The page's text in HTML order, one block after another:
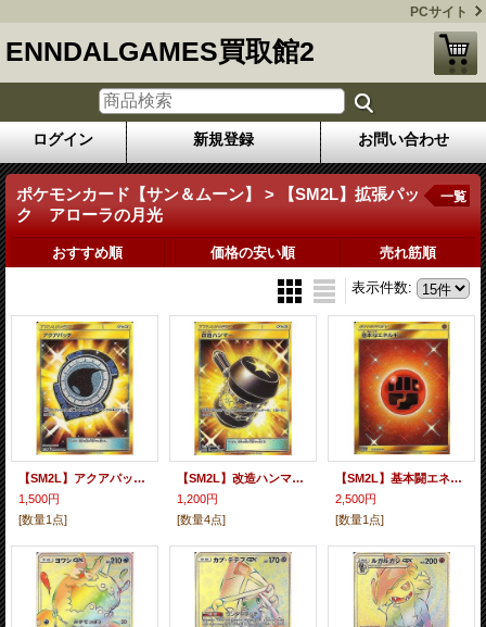
PCサイト
ENNDALGAMES買取館2
ログイン 新規登録 お問い合わせ
ポケモンカード【サン＆ムーン】 > 【SM2L】拡張パッ
ク アローラの月光
一覧
おすすめ順 価格の安い順 売れ筋順
表示件数:
【SM2L】アクアパッチ【UR】
1,500円
[数量1点]
【SM2L】改造ハンマー【UR】
1,200円
[数量4点]
【SM2L】基本闘エネルギー【UR】
2,500円
[数量1点]